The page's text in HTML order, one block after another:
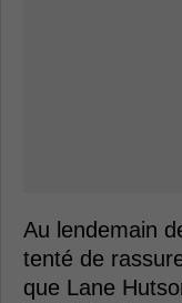
Au lendemain
tenté de
que Lane